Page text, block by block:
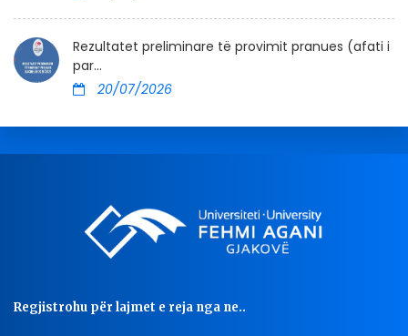
Rezultatet preliminare të provimit pranues (afati i
par...
20/07/2026
Regjistrohu për lajmet e reja nga ne..